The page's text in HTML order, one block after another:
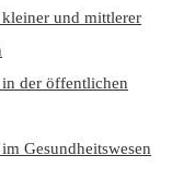
und mittlerer
der öffentlichen
Gesundheitswesen